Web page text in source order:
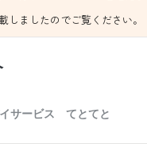
しましたのでご覧ください。